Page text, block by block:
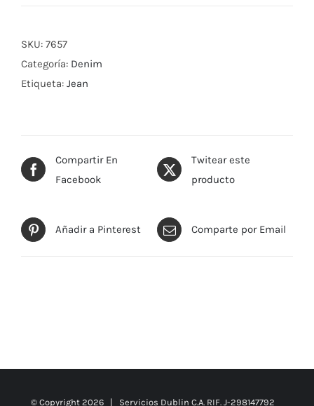
SKU: 7657
Categoría: Denim
Etiqueta: Jean
Compartir En
Facebook
Twitear este
producto
Añadir a Pinterest Comparte por Email
© Copyright 2026 | Servicios Dublin C.A. RIF. J-298147792